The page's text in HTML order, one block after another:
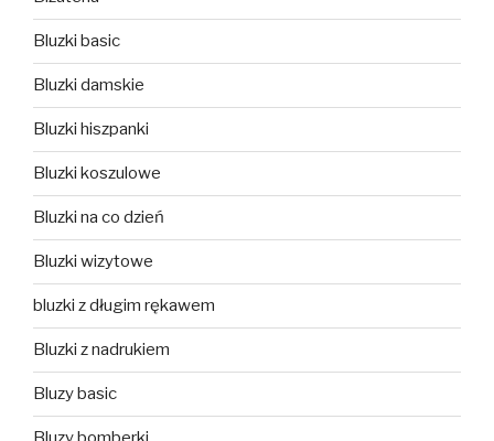
Bluzki basic
Bluzki damskie
Bluzki hiszpanki
Bluzki koszulowe
Bluzki na co dzień
Bluzki wizytowe
bluzki z długim rękawem
Bluzki z nadrukiem
Bluzy basic